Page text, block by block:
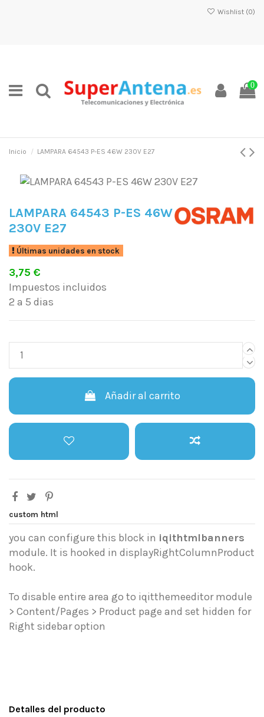
Wishlist (0)
0
Inicio LAMPARA 64543 P-ES 46W 230V E27
LAMPARA 64543 P-ES 46W
230V E27
Últimas unidades en stock
3,75 €
Impuestos incluidos
2 a 5 dias
Añadir al carrito
custom html
you can configure this block in iqithtmlbanners
module. It is hooked in displayRightColumnProduct
hook.
To disable entire area go to iqitthemeeditor module
> Content/Pages > Product page and set hidden for
Right sidebar option
Detalles del producto